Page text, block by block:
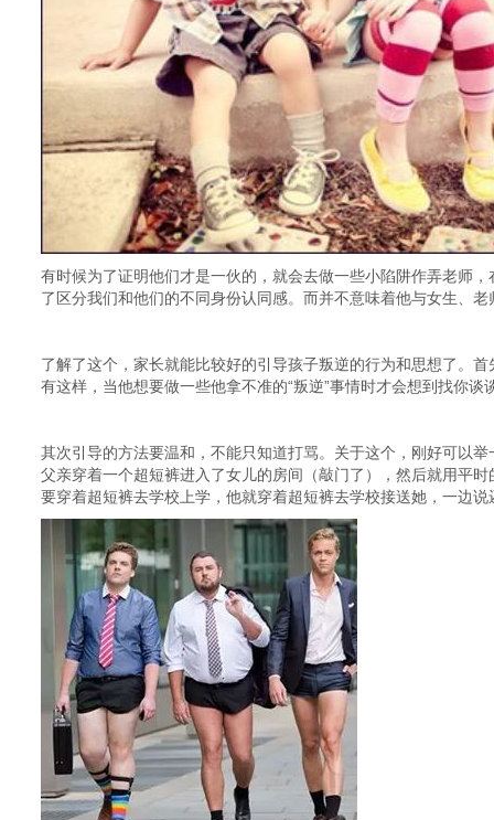
有时候为了证明他们才是一伙的，就会去做一些小陷阱作弄老师
了区分我们和他们的不同身份认同感。而并不意味着他与女生、
了解了这个，家长就能比较好的引导孩子叛逆的行为和思想了。
有这样，当他想要做一些他拿不准的“叛逆”事情时才会想到找你谈
其次引导的方法要温和，不能只知道打骂。关于这个，刚好可以
父亲穿着一个超短裤进入了女儿的房间（敲门了），然后就用平
要穿着超短裤去学校上学，他就穿着超短裤去学校接送她，一边